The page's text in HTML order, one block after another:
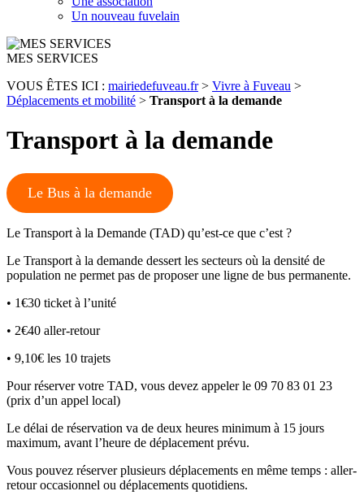
Un nouveau fuvelain
MES SERVICES
VOUS ÊTES ICI : mairiedefuveau.fr> Vivre à Fuveau >
Déplacements et mobilité > Transport à la demande
Transport à la demande
Le Bus à la demande
Le Transport à la Demande (TAD) qu’est-ce que c’est ?
Le Transport à la demande dessert les secteurs où la densité de
population ne permet pas de proposer une ligne de bus permanente.
• 1€30 ticket à l’unité
• 2€40 aller-retour
• 9,10€ les 10 trajets
Pour réserver votre TAD, vous devez appeler le 09 70 83 01 23
(prix d’un appel local)
Le délai de réservation va de deux heures minimum à 15 jours
maximum, avant l’heure de déplacement prévu.
Vous pouvez réserver plusieurs déplacements en même temps : aller-
retour occasionnel ou déplacements quotidiens.